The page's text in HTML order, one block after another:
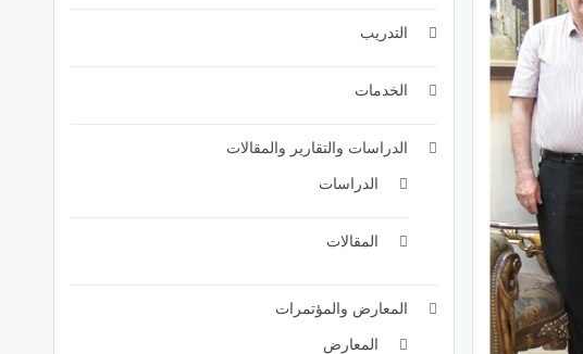
التدريب
الخدمات
الدراسات والتقارير والمقالات
الدراسات
المقالات
المعارض والمؤتمرات
المعارض